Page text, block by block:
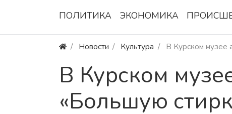
ПОЛИТИКА ЭКОНОМИКА
Новости Культура В Курском музее
В Курском
«Большую